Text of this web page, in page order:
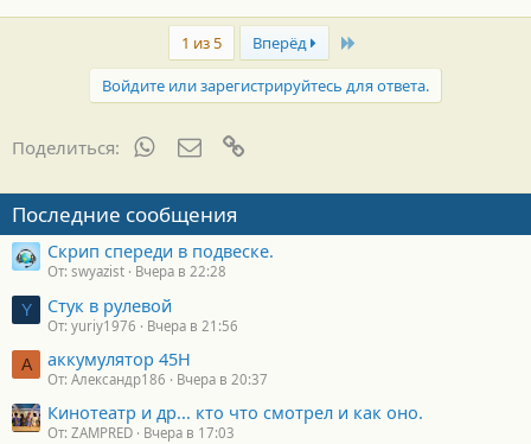
1 из 5 Вперёд Last
Войдите или зарегистрируйтесь для ответа.
Поделиться: WhatsAppЭлектронная почта
Последние сообщения
Скрип спереди в подвеске.
От: swyazist Вчера в 22:28
Y Стук в рулевой
От: yuriy1976 Вчера в 21:56
А аккумулятор 45H
От: Александр186 Вчера в 20:37
Кинотеатр и др... кто что смотрел и как оно.
От: ZAMPRED Вчера в 17:03